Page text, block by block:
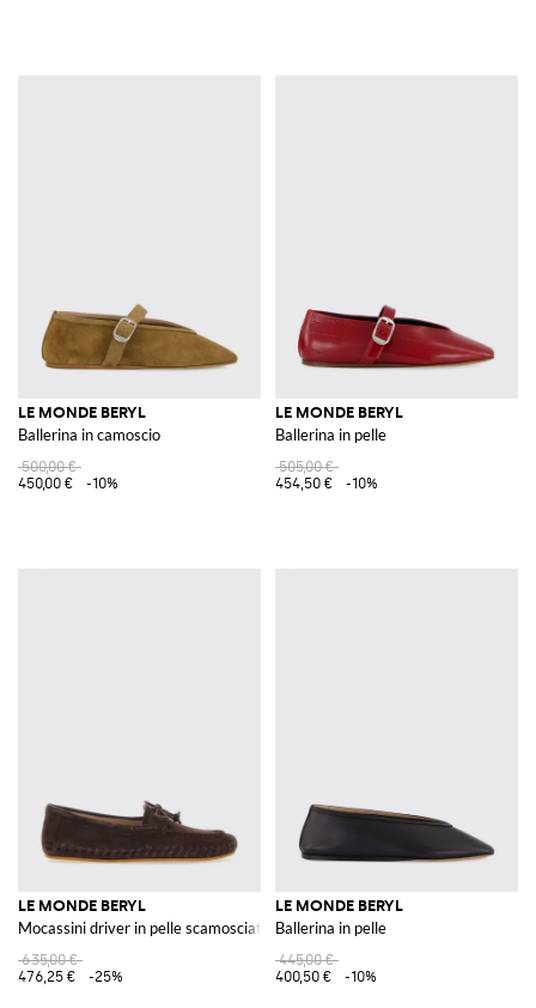
LE MONDE BERYL
Ballerina in camoscio
500,00 €
450,00 €
-10%
LE MONDE BERYL
Ballerina in pelle
505,00 €
454,50 €
-10%
LE MONDE BERYL
Mocassini driver in pelle scamosciata con fettucce intrecciate
635,00 €
476,25 €
-25%
LE MONDE BERYL
Ballerina in pelle
445,00 €
400,50 €
-10%